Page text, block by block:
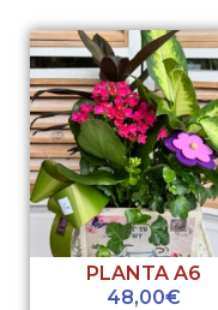
PLANTA A6
48,00€